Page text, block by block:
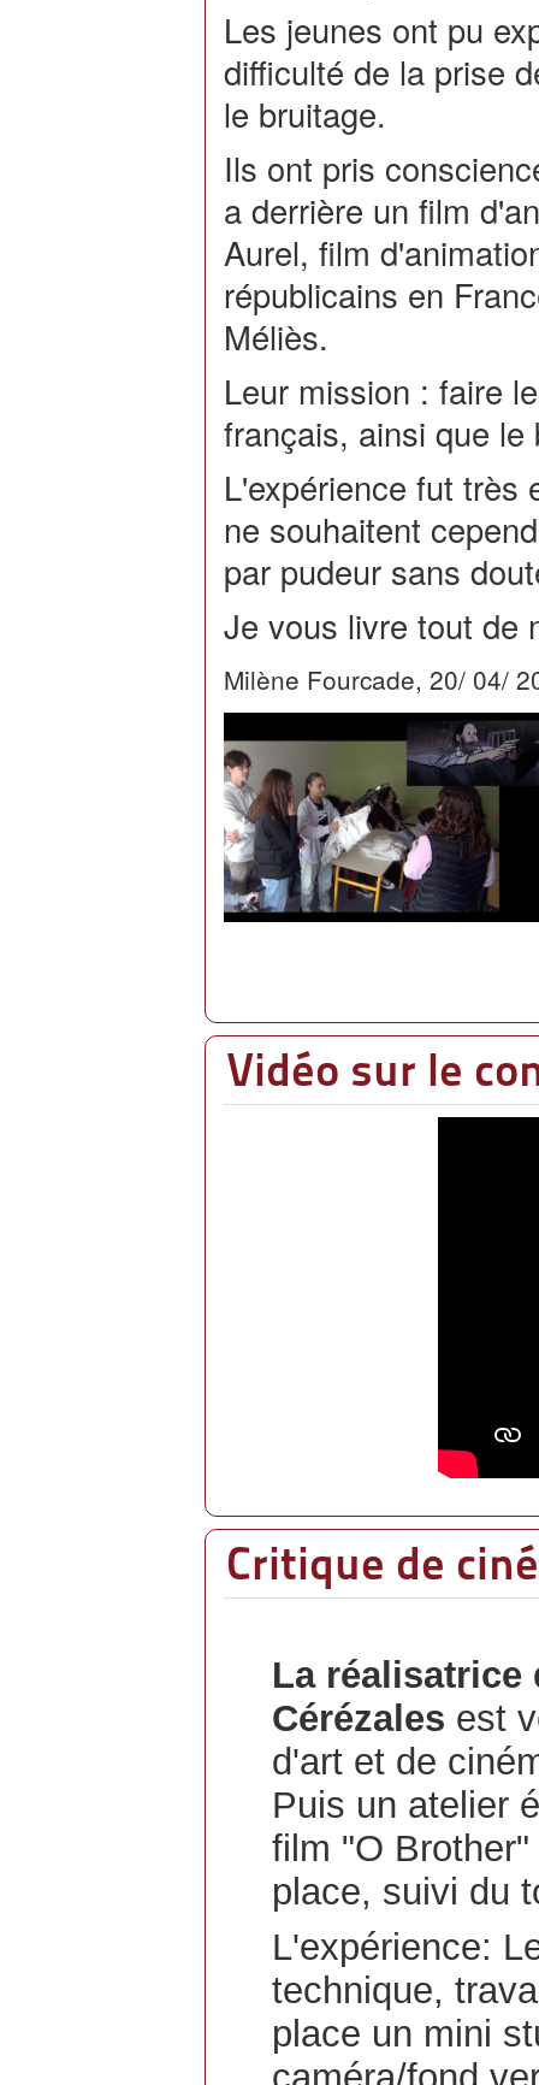
Les jeunes ont pu
difficulté de la prise
le bruitage.
Ils ont pris
a derrière un film
Aurel, film
républicains en
Méliès.
Leur mission : faire
français, ainsi que
L'expérience fut très
ne souhaitent
par pudeur sans
Je vous livre tout de
Milène Fourcade, 20/ 04/
Vidéo sur le
Critique de
La réalisatrice
Cérézales est
d'art et de
Puis un atelier
film "O
place, suivi du
L'expérience:
technique,
place un mini